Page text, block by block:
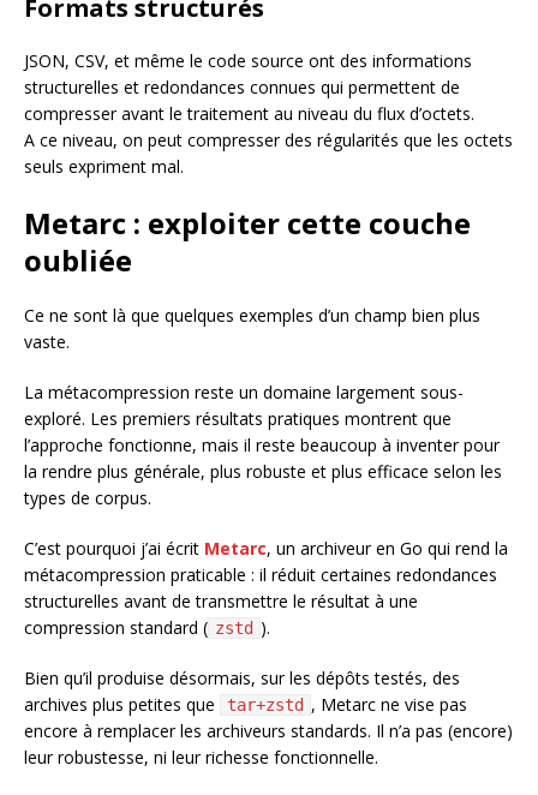
Formats structurés
JSON, CSV, et même le code source ont des informations
structurelles et redondances connues qui permettent de
compresser avant le traitement au niveau du flux d’octets.
A ce niveau, on peut compresser des régularités que les octets
seuls expriment mal.
Metarc : exploiter cette couche
oubliée
Ce ne sont là que quelques exemples d’un champ bien plus
vaste.
La métacompression reste un domaine largement sous-
exploré. Les premiers résultats pratiques montrent que
l’approche fonctionne, mais il reste beaucoup à inventer pour
la rendre plus générale, plus robuste et plus efficace selon les
types de corpus.
C’est pourquoi j’ai écrit Metarc, un archiveur en Go qui rend la
métacompression praticable : il réduit certaines redondances
structurelles avant de transmettre le résultat à une
compression standard ( zstd ).
Bien qu’il produise désormais, sur les dépôts testés, des
archives plus petites que
tar+zstd , Metarc ne vise pas
encore à remplacer les archiveurs standards. Il n’a pas (encore)
leur robustesse, ni leur richesse fonctionnelle.